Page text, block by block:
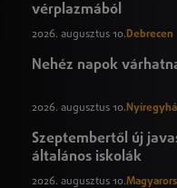
vérplazmából
2026. augusztus 10.Debrecen
Nehéz napok
2026. augusztus 10.
Szeptembertől új
általános iskolák
2026. augusztus 10.